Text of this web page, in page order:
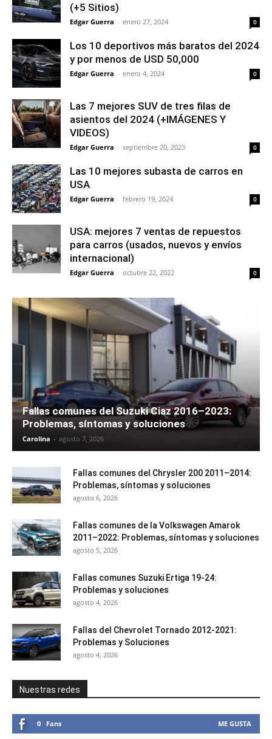
(+5 Sitios)
Edgar Guerra - enero 27, 2024 0
Los 10 deportivos más baratos del 2024
y por menos de USD 50,000
Edgar Guerra - enero 4, 2024 0
Las 7 mejores SUV de tres filas de
asientos del 2024 (+IMÁGENES Y
VIDEOS)
Edgar Guerra - septiembre 20, 2023 0
Las 10 mejores subasta de carros en
USA
Edgar Guerra - febrero 19, 2024 0
USA: mejores 7 ventas de repuestos
para carros (usados, nuevos y envíos
internacional)
Edgar Guerra - octubre 22, 2022 0
Fallas comunes del Suzuki Ciaz 2016–2023:
Problemas, síntomas y soluciones
Carolina - agosto 7, 2026
Fallas comunes del Chrysler 200 2011–2014:
Problemas, síntomas y soluciones
agosto 6, 2026
Fallas comunes de la Volkswagen Amarok
2011–2022: Problemas, síntomas y soluciones
agosto 5, 2026
Fallas comunes Suzuki Ertiga 19-24:
Problemas y soluciones
agosto 4, 2026
Fallas del Chevrolet Tornado 2012-2021:
Problemas y Soluciones
agosto 4, 2026
Nuestras redes
0 Fans ME GUSTA